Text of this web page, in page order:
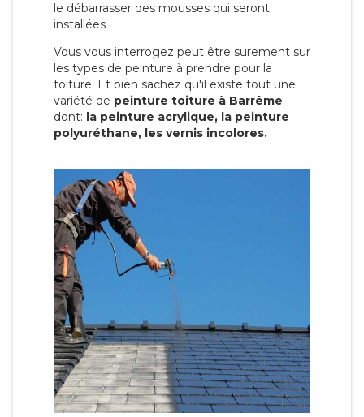
le débarrasser des mousses qui seront
installées
Vous vous interrogez peut être surement sur
les types de peinture à prendre pour la
toiture. Et bien sachez qu'il existe tout une
variété de peinture toiture à Barrême
dont: la peinture acrylique, la peinture
polyuréthane, les vernis incolores.